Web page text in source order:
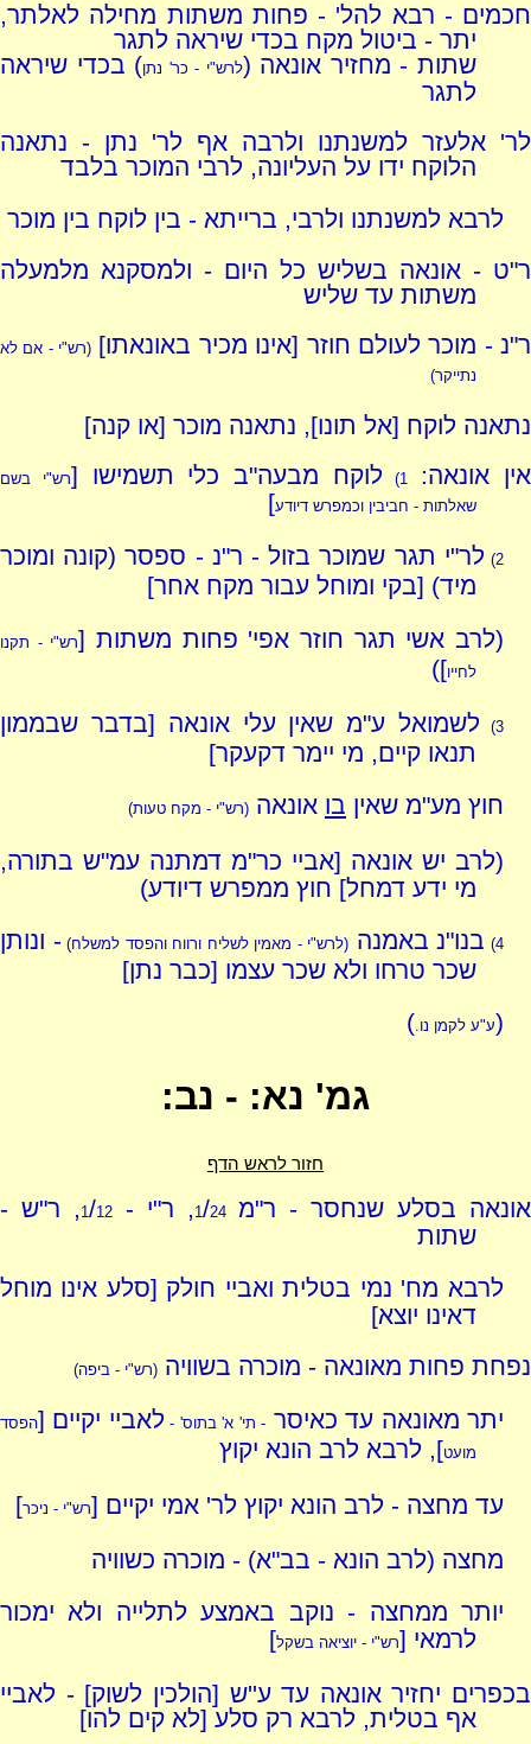
חכמים - רבא להל' - פחות משתות מחילה לאלתר,
יתר - ביטול מקח בכדי שיראה לתגר
שתות - מחזיר אונאה (לרש"י - כר' נתן) בכדי שיראה
לתגר
לר' אלעזר למשנתנו ולרבה אף לר' נתן - נתאנה
הלוקח ידו על העליונה, לרבי המוכר בלבד
לרבא למשנתנו ולרבי, ברייתא - בין לוקח בין מוכר
ר"ט - אונאה בשליש כל היום - ולמסקנא מלמעלה
משתות עד שליש
ר"נ - מוכר לעולם חוזר [אינו מכיר באונאתו] (רש"י - אם לא
נתייקר)
נתאנה לוקח [אל תונו], נתאנה מוכר [או קנה]
אין אונאה:1) לוקח מבעה"ב כלי תשמישו [רש"י בשם
שאלתות - חביבין וכמפרש דיודע]
2)
לר"י תגר שמוכר בזול - ר"נ - ספסר (קונה ומוכר
מיד) [בקי ומוחל עבור מקח אחר]
(לרב אשי תגר חוזר אפי' פחות משתות [רש"י - תקנו
לחייו])
3)
לשמואל ע"מ שאין עלי אונאה [בדבר שבממון
תנאו קיים, מי יימר דקעקר]
חוץ מע"מ שאין בו אונאה(רש"י - מקח טעות)
(לרב יש אונאה [אביי כר"מ דמתנה עמ"ש בתורה,
מי ידע דמחל] חוץ ממפרש דיודע)
4) בנו"נ באמנה (לרש"י - מאמין לשליח ורווח והפסד למשלח) - ונותן
שכר טרחו ולא שכר עצמו [כבר נתן]
(ע"ע לקמן נו.)
גמ' נא: - נב:
חזור לראש הדף
אונאה בסלע שנחסר - ר"מ 1/24 , ר"י - 1/12
, ר"ש -
שתות
לרבא מח' נמי בטלית ואביי חולק [סלע אינו מוחל
דאינו יוצא]
נפחת פחות מאונאה - מוכרה בשוויה (רש"י - ביפה)
יתר מאונאה עד כאיסר - תי' א' בתוס' -לאביי יקיים [הפסד
מועט], לרבא לרב הונא יקוץ
עד מחצה - לרב הונא יקוץ לר' אמי יקיים [רש"י - ניכר]
מחצה (לרב הונא - בב"א) - מוכרה כשוויה
יותר ממחצה - נוקב באמצע לתלייה ולא ימכור
לרמאי [רש"י - יוציאה בשקל]
בכפרים יחזיר אונאה עד ע''ש [הולכין לשוק] - לאביי
אף בטלית, לרבא רק סלע [לא קים להו]